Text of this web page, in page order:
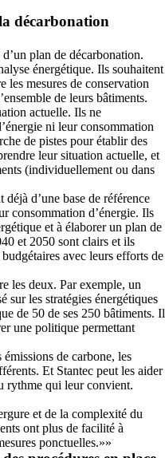
décarbonation
plan de décarbonation.
énergétique. Ils souhaitent
les mesures de conservation
de leurs bâtiments.
actuelle. Ils ne
ni leur consommation
de pistes pour établir des
leur situation actuelle, et
(individuellement ou dans
d’une base de référence
consommation d’énergie. Ils
et à élaborer un plan de
et 2050 sont clairs et ils
avec leurs efforts de
les deux. Par exemple, un
sur les stratégies énergétiques
de 50 de ses 250 bâtiments. Il
une politique permettant
de carbone, les
Et Stantec peut les aider
rythme qui leur convient.
et de la complexité du
ont plus de facilité à
ponctuelles. »